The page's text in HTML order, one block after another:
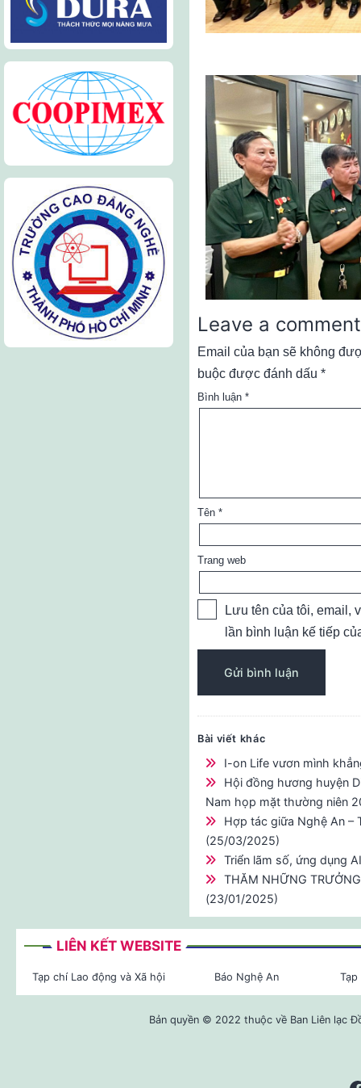
Leave a comment
Email của bạn sẽ không
buộc được đánh dấu *
Bình luận *
Tên *
Trang web
Lưu tên của tôi, email,
lần bình luận kế tiếp
Bài viết khác
I-on Life vươn mình
Hội đồng hương huyện
Nam họp mặt thường niên
Hợp tác giữa Nghệ An –
(25/03/2025)
Triển lãm số, ứng dụng
THĂM NHỮNG
(23/01/2025)
LIÊN KẾT WEBSITE
Tạp chí Lao động và Xã hội Báo Nghệ An
Bản quyền © 2022 thuộc về Ban Liên lạc